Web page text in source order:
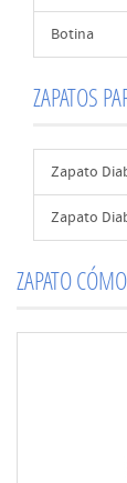
Botina
ZAPATOS
Zapato
Zapato
ZAPATO